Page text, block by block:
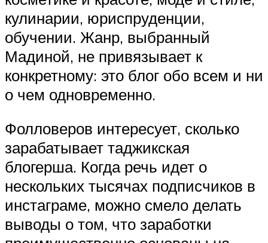
кулинарии, юриспруденции,
обучении. Жанр, выбранный
Мадиной, не привязывает к
конкретному: это блог обо всем и ни
о чем одновременно.
Фолловеров интересует, сколько
зарабатывает таджикская
блогерша. Когда речь идет о
нескольких тысячах подписчиков в
инстаграме, можно смело делать
выводы о том, что заработки